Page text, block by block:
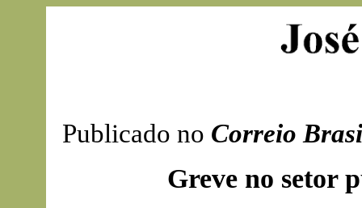
Publicado no Correio
Greve no setor